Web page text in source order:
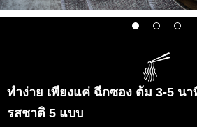
ทำง่าย เพียงแค่ ฉีกซอง ต้ม 3-5 น
รสชาติ 5 แบบ